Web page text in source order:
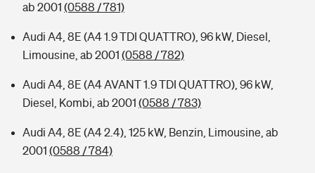
ab 2001 (0588 / 781)
Audi A4, 8E (A4 1.9 TDI QUATTRO), 96 kW, Diesel,
Limousine, ab 2001 (0588 / 782)
Audi A4, 8E (A4 AVANT 1.9 TDI QUATTRO), 96 kW,
Diesel, Kombi, ab 2001 (0588 / 783)
Audi A4, 8E (A4 2.4), 125 kW, Benzin, Limousine, ab
2001 (0588 / 784)